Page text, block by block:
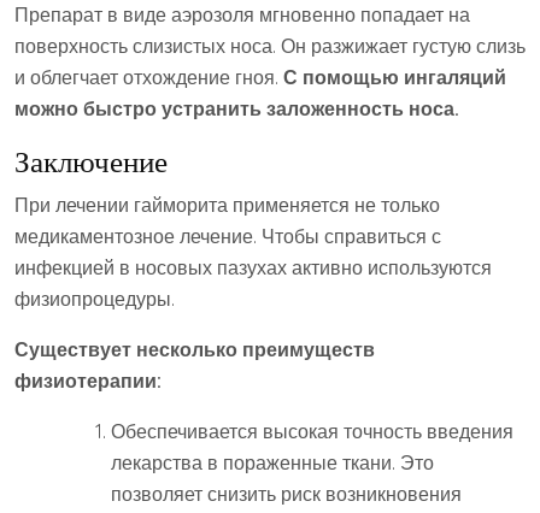
Препарат в виде аэрозоля мгновенно попадает на
поверхность слизистых носа. Он разжижает густую слизь
и облегчает отхождение гноя. С помощью ингаляций
можно быстро устранить заложенность носа.
Заключение
При лечении гайморита применяется не только
медикаментозное лечение. Чтобы справиться с
инфекцией в носовых пазухах активно используются
физиопроцедуры.
Существует несколько преимуществ
физиотерапии:
Обеспечивается высокая точность введения
лекарства в пораженные ткани. Это
позволяет снизить риск возникновения